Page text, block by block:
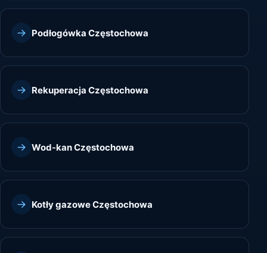
Podłogówka Częstochowa
Rekuperacja Częstochowa
Wod-kan Częstochowa
Kotły gazowe Częstochowa